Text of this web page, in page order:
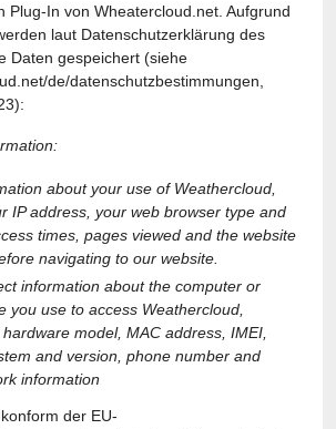
Plug-In von Wheatercloud.net. Aufgrund
laut Datenschutzerklärung des
Daten gespeichert (siehe
de/datenschutzbestimmungen
about your use of Weathercloud,
IP address, your web browser type and
times, pages viewed and the website
navigating to our website.
information about the computer or
you use to access Weathercloud,
model, MAC address, IMEI,
and version, phone number and
information
der EU-